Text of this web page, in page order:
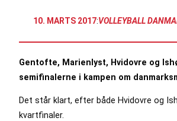
10. MARTS 2017:VOLLEYBALL
Gentofte, Marienlyst, Hvidovre og
semifinalerne i kampen om
Det står klart, efter både Hvidovre og
kvartfinaler.